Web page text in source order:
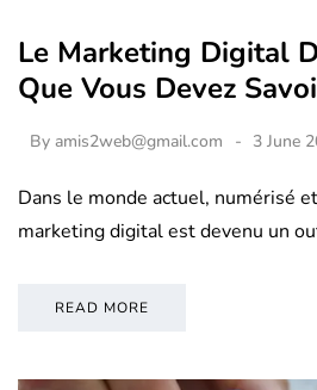
Le Marketing Digital
Que Vous Devez
By amis2web@gmail.com 3 June
Dans le monde actuel, numérisé
marketing digital est devenu un
READ MORE